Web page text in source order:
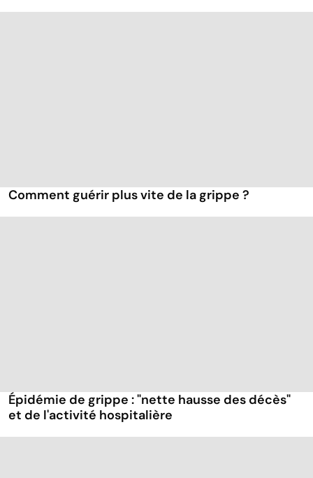
Comment guérir plus vite de la grippe ?
Épidémie de grippe : "nette hausse des décès"
et de l'activité hospitalière